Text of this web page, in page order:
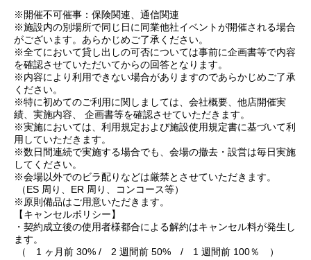
※開催不可催事：保険関連、通信関連
※施設内の別場所で同じ日に同業他社イベントが開催される場合
がございます。あらかじめご了承ください。
※全てにおいて貸し出しの可否については事前に企画書等で内容
を確認させていただいてからの回答となります。
※内容により利用できない場合がありますのであらかじめご了承
ください。
※特に初めてのご利用に関しましては、会社概要、他店開催実
績、実施内容、 企画書等を確認させていただきます。
※実施においては、利用規定および施設使用規定書に基づいて利
用していただきます。
※数日間連続で実施する場合でも、会場の撤去・設営は毎日実施
してください。
※会場以外でのビラ配りなどは厳禁とさせていただきます。
（ES 周り、ER 周り、コンコース等）
※原則備品はご用意いただきます。
【キャンセルポリシー】
・契約成立後の使用者様都合による解約はキャンセル料が発生し
ます。
（ 1 ヶ月前 30% / 2 週間前 50% / 1 週間前 100％ ）